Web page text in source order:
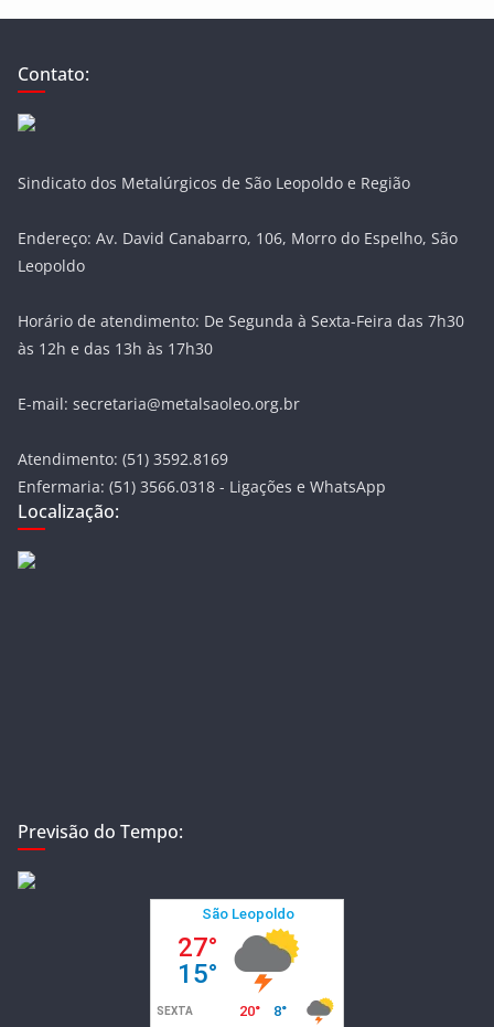
Contato:
Sindicato dos Metalúrgicos de São Leopoldo e Região
Endereço: Av. David Canabarro, 106, Morro do Espelho, São
Leopoldo
Horário de atendimento: De Segunda à Sexta-Feira das 7h30
às 12h e das 13h às 17h30
E-mail: secretaria@metalsaoleo.org.br
Atendimento: (51) 3592.8169
Enfermaria: (51) 3566.0318 - Ligações e WhatsApp
Localização:
Previsão do Tempo: